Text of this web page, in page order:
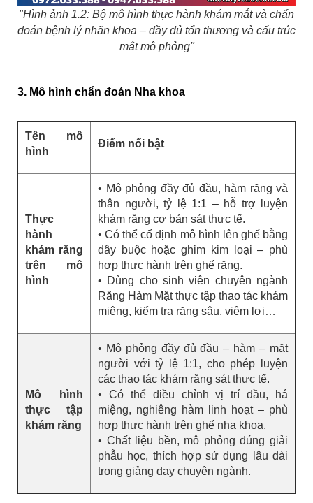
"Hình ảnh 1.2: Bộ mô hình thực hành khám mắt và chẩn
đoán bệnh lý nhãn khoa – đầy đủ tổn thương và cấu trúc
mắt mô phỏng"
3. Mô hình chẩn đoán Nha khoa
Tên mô
hình
Điểm nổi bật
Thực
hành
khám răng
trên mô
hình
• Mô phỏng đầy đủ đầu, hàm răng và
thân người, tỷ lệ 1:1 – hỗ trợ luyện
khám răng cơ bản sát thực tế.
• Có thể cố định mô hình lên ghế bằng
dây buộc hoặc ghim kim loại – phù
hợp thực hành trên ghế răng.
• Dùng cho sinh viên chuyên ngành
Răng Hàm Mặt thực tập thao tác khám
miệng, kiểm tra răng sâu, viêm lợi…
Mô hình
thực tập
khám răng
• Mô phỏng đầy đủ đầu – hàm – mặt
người với tỷ lệ 1:1, cho phép luyện
các thao tác khám răng sát thực tế.
• Có thể điều chỉnh vị trí đầu, há
miệng, nghiêng hàm linh hoạt – phù
hợp thực hành trên ghế nha khoa.
• Chất liệu bền, mô phỏng đúng giải
phẫu học, thích hợp sử dụng lâu dài
trong giảng dạy chuyên ngành.